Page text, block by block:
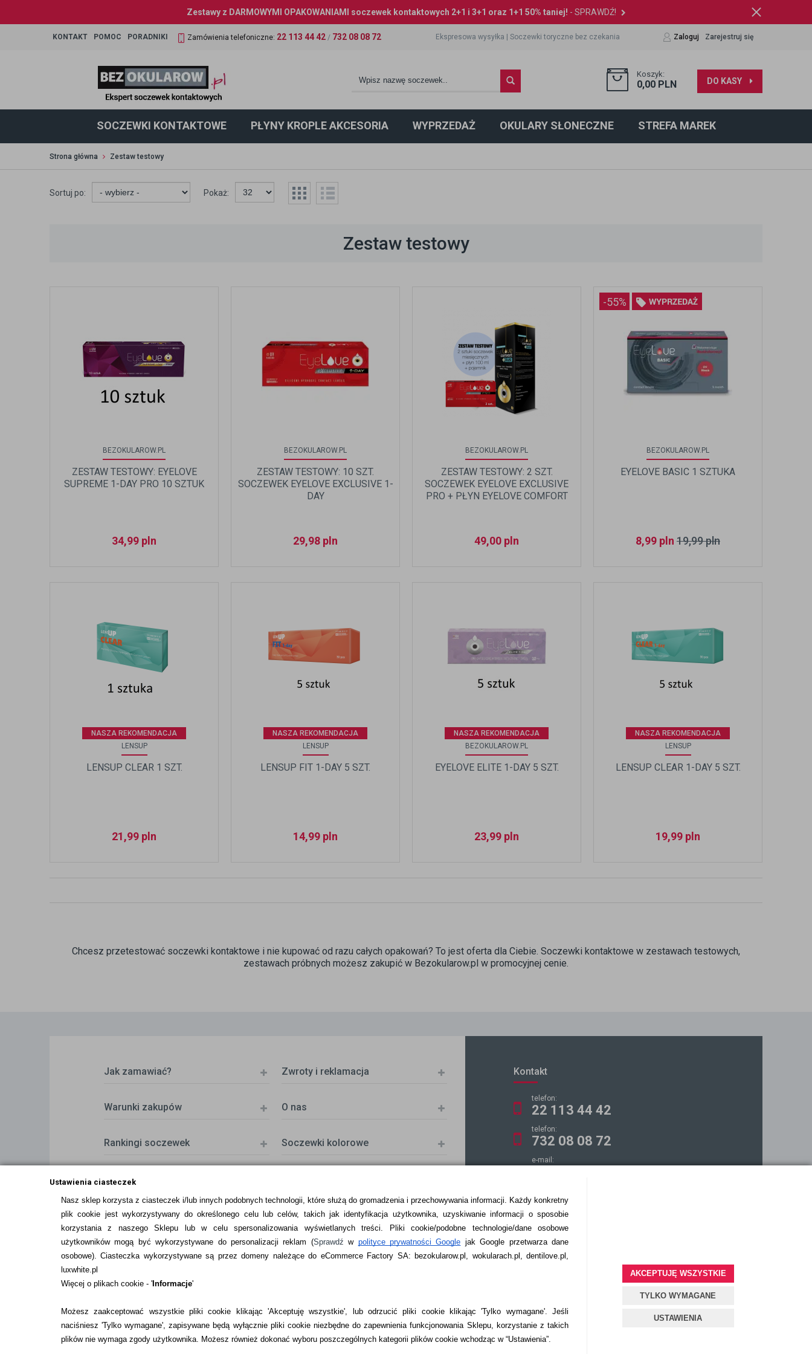
Ustawienia ciasteczek
Nasz sklep korzysta z ciasteczek i/lub innych podobnych technologii, które służą do gromadzenia i przechowywania informacji. Każdy konkretny
plik cookie jest wykorzystywany do określonego celu lub celów, takich jak identyfikacja użytkownika, uzyskiwanie informacji o sposobie
korzystania z naszego Sklepu lub w celu spersonalizowania wyświetlanych treści.
Pliki cookie/podobne technologie/dane osobowe
użytkowników mogą być wykorzystywane do personalizacji reklam (Sprawdźw polityce prywatności Google jak Google przetwarza dane
osobowe). Ciasteczka wykorzystywane są przez domeny należące do eCommerce Factory SA: bezokularow.pl, wokularach.pl, dentilove.pl,
luxwhite.pl
Więcej o plikach cookie - 'Informacje'
Możesz zaakceptować wszystkie pliki cookie klikając 'Akceptuję wszystkie', lub odrzucić pliki cookie klikając 'Tylko wymagane'. Jeśli
naciśniesz 'Tylko wymagane', zapisywane będą wyłącznie pliki cookie niezbędne do zapewnienia funkcjonowania Sklepu, korzystanie z takich
plików nie wymaga zgody użytkownika. Możesz również dokonać wyboru poszczególnych kategorii plików cookie wchodząc w “Ustawienia”.
AKCEPTUJĘ WSZYSTKIE
TYLKO WYMAGANE
USTAWIENIA
Zestawy z DARMOWYMI OPAKOWANIAMI soczewek kontaktowych 2+1 i 3+1 oraz 1+1 50% taniej! - SPRAWDŹ!
KONTAKT POMOC PORADNIKI Zamówienia telefoniczne: 22 113 44 42 / 732 08 08 72 Ekspresowa wysyłka |Soczewki toryczne bez czekania Zaloguj Zarejestruj się
Koszyk:
0,00 PLN DO KASY
SOCZEWKI KONTAKTOWE PŁYNY KROPLE AKCESORIA WYPRZEDAŻ OKULARY SŁONECZNE STREFA MAREK
Strona główna Zestaw testowy
Sortuj po: Pokaż:
Zestaw testowy
BEZOKULAROW.PL
ZESTAW TESTOWY: EYELOVE
SUPREME 1-DAY PRO 10 SZTUK
34,99 pln
BEZOKULAROW.PL
ZESTAW TESTOWY: 10 SZT.
SOCZEWEK EYELOVE EXCLUSIVE 1-
DAY
29,98 pln
BEZOKULAROW.PL
ZESTAW TESTOWY: 2 SZT.
SOCZEWEK EYELOVE EXCLUSIVE
PRO + PŁYN EYELOVE COMFORT
49,00 pln
-55%
BEZOKULAROW.PL
EYELOVE BASIC 1 SZTUKA
8,99 pln 19,99pln
NASZA REKOMENDACJA
LENSUP
LENSUP CLEAR 1 SZT.
21,99 pln
NASZA REKOMENDACJA
LENSUP
LENSUP FIT 1-DAY 5 SZT.
14,99 pln
NASZA REKOMENDACJA
BEZOKULAROW.PL
EYELOVE ELITE 1-DAY 5 SZT.
23,99 pln
NASZA REKOMENDACJA
LENSUP
LENSUP CLEAR 1-DAY 5 SZT.
19,99 pln
Chcesz przetestować soczewki kontaktowe i nie kupować od razu całych opakowań? To jest oferta dla Ciebie. Soczewki kontaktowe w zestawach testowych,
zestawach próbnych możesz zakupić w Bezokularow.pl w promocyjnej cenie.
Jak zamawiać? Zwroty i reklamacja
Warunki zakupów O nas
Rankingi soczewek Soczewki kolorowe
Zwrot (odstąpienie od umowy)
ZMIEŃ USTAWIENIA ZGODY NA CIASTECZKA
Kontakt
telefon:
22 113 44 42
telefon:
732 08 08 72
e-mail:
Pobierz z Pobierz z